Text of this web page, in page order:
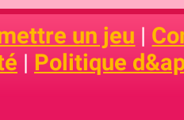
un jeu |
| Politique